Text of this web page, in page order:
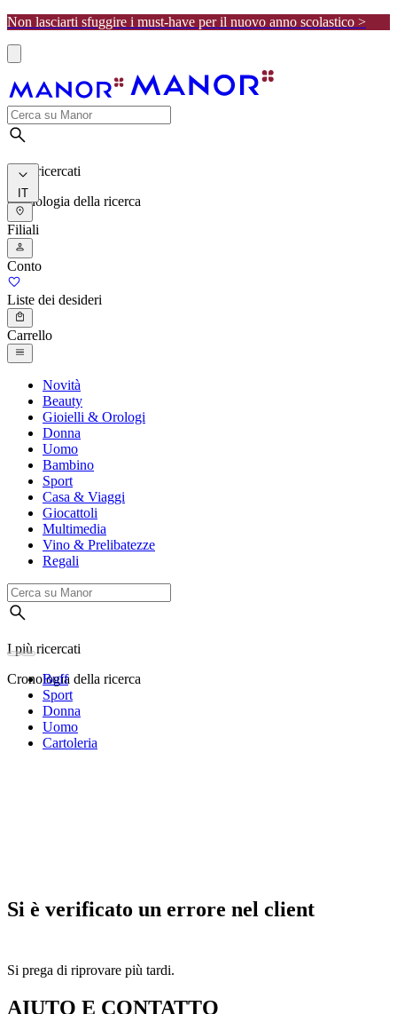
Non lasciarti sfuggire i must-have per il nuovo anno scolastico >
I più ricercati
Cronologia della ricerca
IT
Filiali
Conto
Liste dei desideri
Carrello
Novità
Beauty
Gioielli & Orologi
Donna
Uomo
Bambino
Sport
Casa & Viaggi
Giocattoli
Multimedia
Vino & Prelibatezze
Regali
I più ricercati
Cronologia della ricerca
Buff
Sport
Donna
Uomo
Cartoleria
Si è verificato un errore nel client
Si prega di riprovare più tardi.
AIUTO E CONTATTO